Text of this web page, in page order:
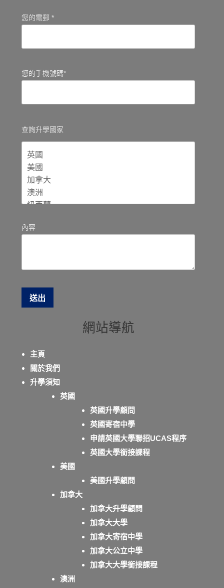
您的電郵 *
您的手機號碼*
查詢升學國家
內容
網站導航
主頁
關於我們
升學須知
英國
英國升學顧問
英國寄宿中學
申請英國大學聯招UCAS程序
英國大學銜接課程
美國
美國升學顧問
加拿大
加拿大升學顧問
加拿大大學
加拿大寄宿中學
加拿大公立中學
加拿大大學銜接課程
澳洲